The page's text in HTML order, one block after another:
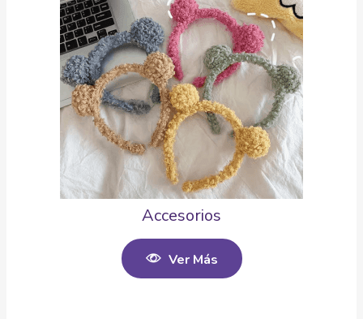
Accesorios
Ver Más